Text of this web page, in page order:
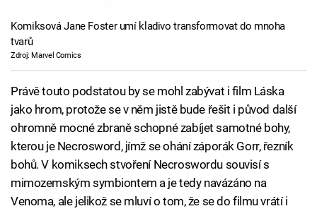
Komiksová Jane Foster umí kladivo transformovat do mnoha
tvarů
Zdroj: Marvel Comics
Právě touto podstatou by se mohl zabývat i film Láska
jako hrom, protože se v něm jistě bude řešit i původ další
ohromně mocné zbraně schopné zabíjet samotné bohy,
kterou je Necrosword, jímž se ohání záporák Gorr, řezník
bohů. V komiksech stvoření Necroswordu souvisí s
mimozemským symbiontem a je tedy navázáno na
Venoma, ale jelikož se mluví o tom, že se do filmu vrátí i